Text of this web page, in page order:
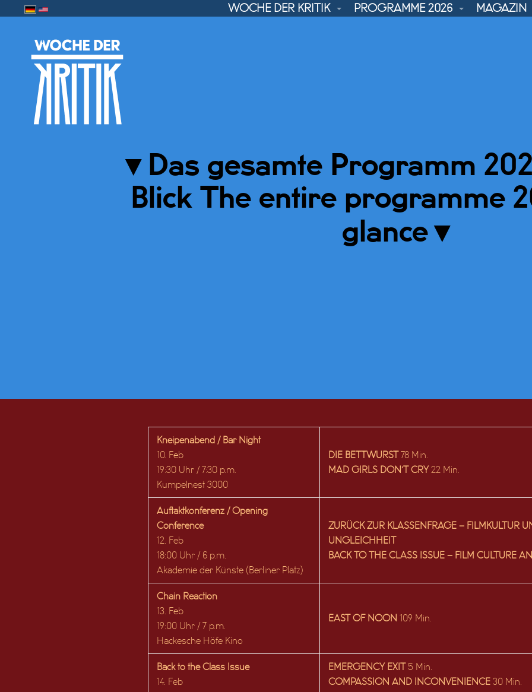
WOCHE DER KRITIK PROGRAMME 2026 MAGAZIN
▼ Das gesamte Programm
Blick The entire programme
glance▼
Kneipenabend / Bar Night
10. Feb
19:30 Uhr / 7:30 p.m.
Kumpelnest 3000
DIE BETTWURST 78 Min.
MAD GIRLS DON’T CRY 22 Min.
Auftaktkonferenz / Opening
Conference
12. Feb
18:00 Uhr / 6 p.m.
Akademie der Künste (Berliner Platz)
ZURÜCK ZUR KLASSENFRAGE – FILMKULTUR
UNGLEICHHEIT
BACK TO THE CLASS ISSUE – FILM CULTURE
Chain Reaction
13. Feb
19:00 Uhr / 7 p.m.
Hackesche Höfe Kino
EAST OF NOON 109 Min.
Back to the Class Issue
14. Feb
EMERGENCY EXIT 5 Min.
COMPASSION AND INCONVENIENCE 30 Min.